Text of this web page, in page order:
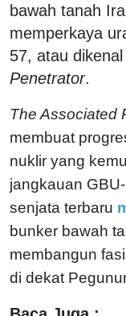
bawah tanah
memperkaya
57, atau
Penetrator.
The Associated
membuat
nuklir yang
jangkauan
senjata terbaru
bunker bawah
membangun
di dekat